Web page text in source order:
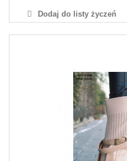
Dodaj do listy życzeń